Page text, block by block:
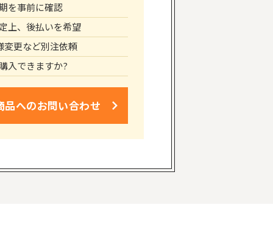
を事前に確認
上、後払いを希望
変更など別注依頼
入できますか?
品へのお問い合わせ